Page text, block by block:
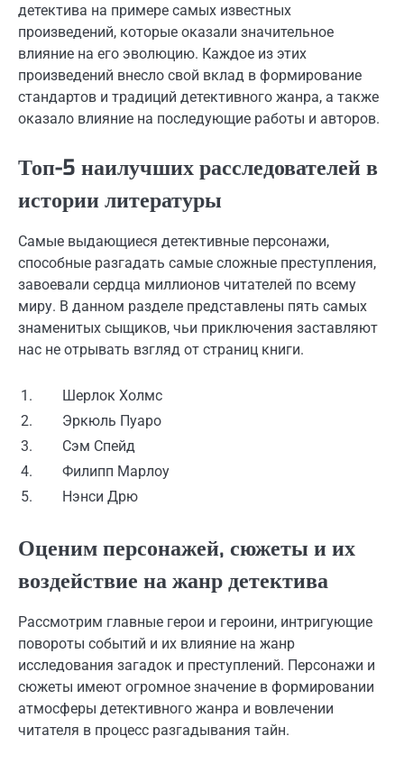
детектива на примере самых известных
произведений, которые оказали значительное
влияние на его эволюцию. Каждое из этих
произведений внесло свой вклад в формирование
стандартов и традиций детективного жанра, а также
оказало влияние на последующие работы и авторов.
Топ-5 наилучших расследователей в
истории литературы
Самые выдающиеся детективные персонажи,
способные разгадать самые сложные преступления,
завоевали сердца миллионов читателей по всему
миру. В данном разделе представлены пять самых
знаменитых сыщиков, чьи приключения заставляют
нас не отрывать взгляд от страниц книги.
1.
Шерлок Холмс
2.
Эркюль Пуаро
3.
Сэм Спейд
4.
Филипп Марлоу
5.
Нэнси Дрю
Оценим персонажей, сюжеты и их
воздействие на жанр детектива
Рассмотрим главные герои и героини, интригующие
повороты событий и их влияние на жанр
исследования загадок и преступлений. Персонажи и
сюжеты имеют огромное значение в формировании
атмосферы детективного жанра и вовлечении
читателя в процесс разгадывания тайн.